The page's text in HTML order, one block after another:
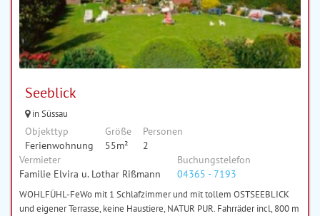
Seeblick
in Süssau
Objekttyp
Ferienwohnung
Größe
55m²
Personen
2
Vermieter
Familie Elvira u. Lothar Rißmann
Buchungstelefon
04365 - 7193
WOHLFÜHL-FeWo mit 1 Schlafzimmer und mit tollem OSTSEEBLICK
und eigener Terrasse, keine Haustiere, NATUR PUR. Fahrräder incl, 800 m